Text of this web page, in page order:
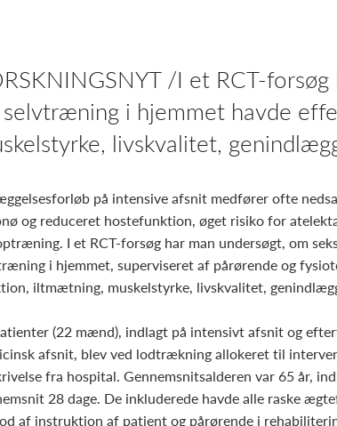
/I et RCT-
i hjemmet havde
livskvalitet,
på intensive afsnit medfører ofte
og reduceret hostefunktion, øget risiko for
I et RCT-forsøg har man undersøgt, om
i hjemmet, superviseret af pårørende og
iltmætning, muskelstyrke, livskvalitet,
(22 mænd), indlagt på intensivt afsnit og
afsnit, blev ved lodtrækning allokeret til
fra hospital. Gennemsnitsalderen var 65 år,
28 dage. De inkluderede havde alle raske
af instruktion af patient og pårørende i
ARTIKEL
Flerstrenget indsats på arbejdspladsen giver mindre ondt i ryggen